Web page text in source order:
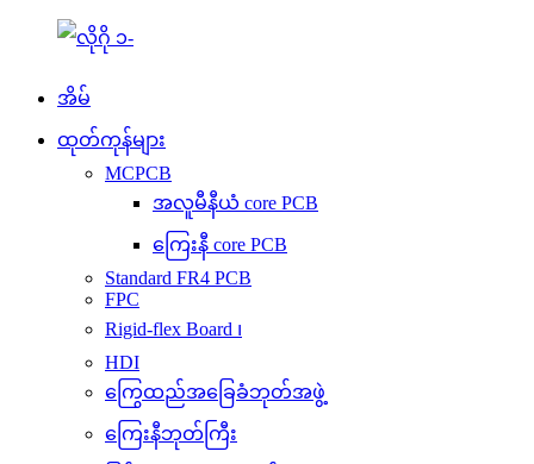
အိမ်
ထုတ်ကုန်များ
MCPCB
အလူမီနီယံ core PCB
ကြေးနီ core PCB
Standard FR4 PCB
FPC
Rigid-flex Board ၊
HDI
ကြွေထည်အခြေခံဘုတ်အဖွဲ့
ကြေးနီဘုတ်ကြီး